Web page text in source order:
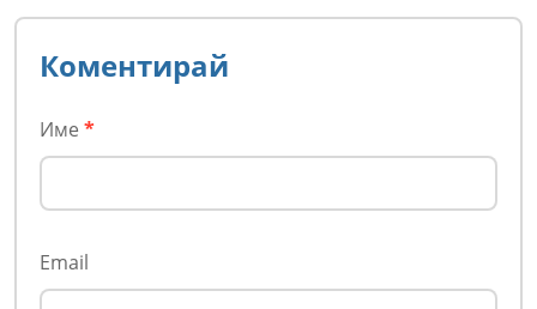
Коментирай
Име *
Email